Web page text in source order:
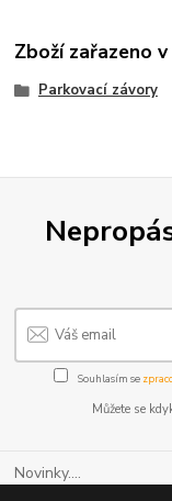
Zboží zařazeno
Parkovací závory
Souhlasím se
Můžete se
Novinky....